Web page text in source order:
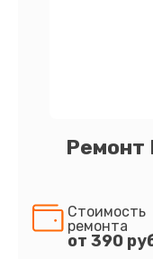
Ремонт
Стоимость
ремонта
от 390